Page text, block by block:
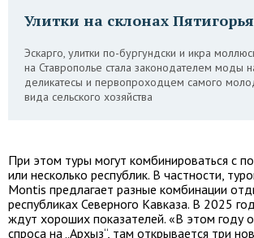
Улитки на склонах Пятигорья
Эскарго, улитки по-бургундски и икра
на Ставрополье стала законодателем моды
деликатесы и первопроходцем самого
вида сельского хозяйства
При этом туры могут комбинироваться с
или несколько республик. В частности,
Montis предлагает разные комбинации
республиках Северного Кавказа. В 2025
ждут хороших показателей. «В этом году
спроса на „Архыз“, там открывается три